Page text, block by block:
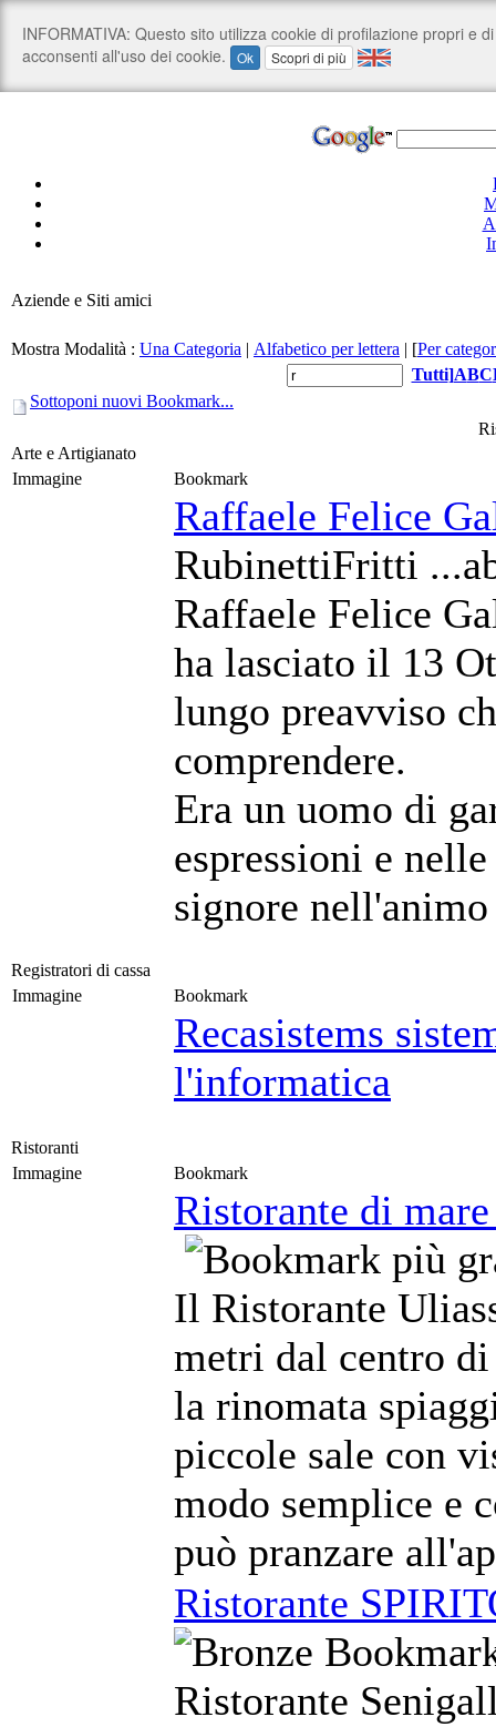
Aziende e Siti amici
Mostra Modalità : Una Categoria | Alfabetico per lettera | [Per
Tutti]ABC
Sottoponi nuovi Bookmark...
Arte e Artigianato
Immagine
Bookmark
Raffaele Felice
RubinettiFritti
Raffaele Felice
ha lasciato il 13
lungo preavviso
comprendere.
Era un uomo di
espressioni e
signore
Registratori di cassa
Immagine
Bookmark
Recasistems
l'informatica
Ristoranti
Immagine
Bookmark
Ristorante di
Il Ristorante
metri dal centro
la rinomata
piccole sale con
modo semplice e
può pranzare
Ristorante
Ristorante